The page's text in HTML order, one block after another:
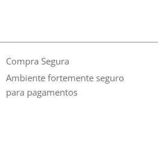
Compra Segura
Ambiente fortemente seguro
para pagamentos